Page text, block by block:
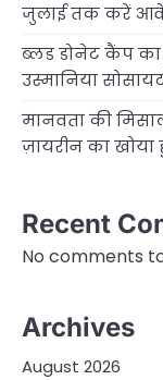
जुलाई तक करें
ब्लड डोनेट कैंप
उस्मानिया
मानवता की
ज़ायरीन का खोया
Recent
No comments
Archives
August 2026